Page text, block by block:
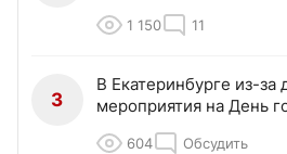
1 150 11
3
В Екатеринбурге из-
мероприятия на День
604 Обсудить